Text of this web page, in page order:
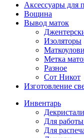
Аксессуары для
Вощина
Вывод маток
Изоляторы
Метка
Разное
Сот Никот
Изготовление
Инвентарь
Для
Для